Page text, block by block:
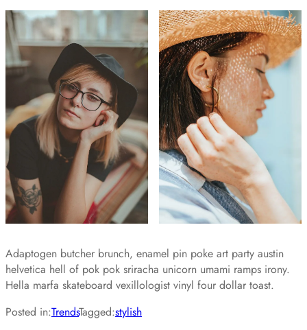
Adaptogen butcher brunch, enamel pin poke art party austin
helvetica hell of pok pok sriracha unicorn umami ramps irony.
Hella marfa skateboard vexillologist vinyl four dollar toast.
Posted in:TrendsTagged:stylish